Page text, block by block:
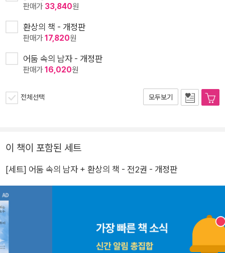
판매가 33,840원
환상의 책 - 개정판
판매가17,820원
어둠 속의 남자 - 개정판
판매가16,020원
전체선택 모두보기
이 책이 포함된 세트
[세트] 어둠 속의 남자 + 환상의 책 - 전2권 - 개정판